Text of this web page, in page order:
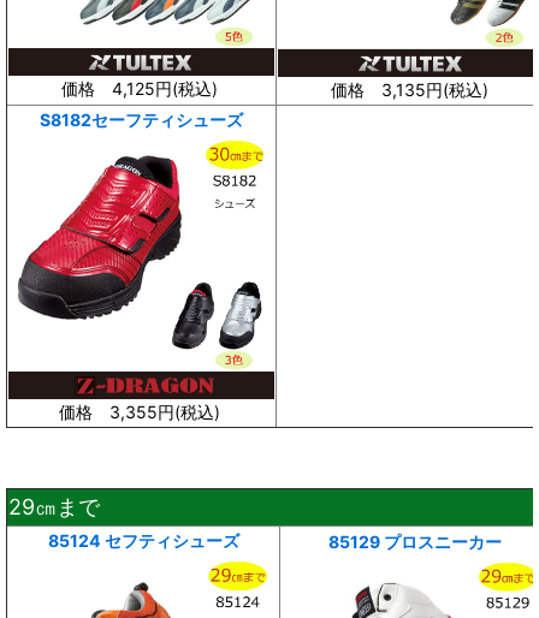
価格 4,125円(税込) 価格 3,135円(税込)
S8182セーフティシューズ
価格 3,355円(税込)
29㎝まで
85124 セフティシューズ 85129 プロスニーカー